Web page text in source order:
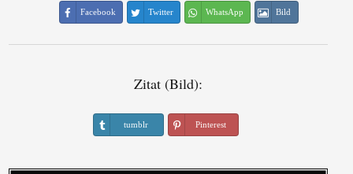
Facebook Twitter WhatsApp Bild
Zitat (Bild):
tumblr Pinterest